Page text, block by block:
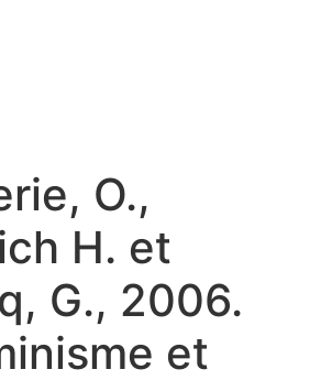
O.,
H. et
G., 2006.
et